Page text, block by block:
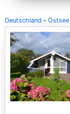
Deutschland Ostsee